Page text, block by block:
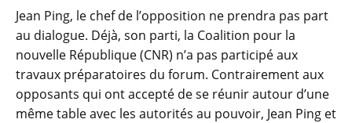
Jean Ping, le chef de l’opposition ne prendra pas part
au dialogue. Déjà, son parti, la Coalition pour la
nouvelle République (CNR) n’a pas participé aux
travaux préparatoires du forum. Contrairement aux
opposants qui ont accepté de se réunir autour d’une
même table avec les autorités au pouvoir, Jean Ping et